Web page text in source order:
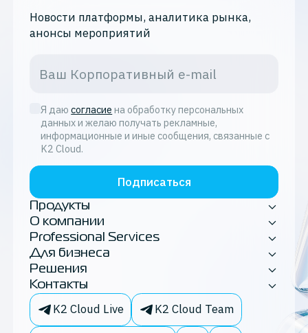
docker
контейнеры
виртуализация
kubernetes
рейтинги
миграция
импортозамещение
хранение данных
1С
новости партнёрств
Новости платформы, аналитика рынка,
анонсы мероприятий
Я даю согласие на обработку персональных
данных и желаю получать рекламные,
информационные и иные сообщения, связанные с
K2 Cloud.
Подписаться
Продукты
О компании
Professional Services
Для бизнеса
Решения
Контакты
K2 Cloud Live K2 Cloud Team